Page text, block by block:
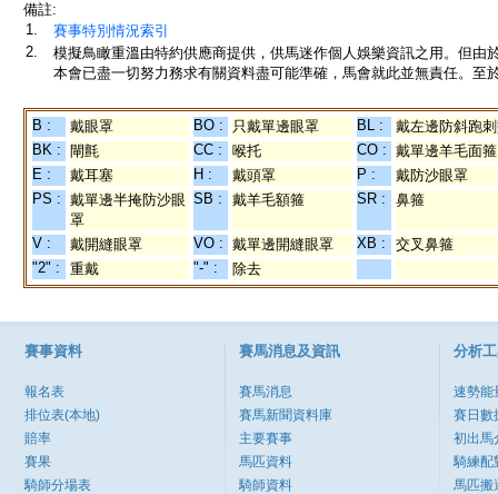
備註:
1.
賽事特別情況索引
2.
模擬鳥瞰重溫由特約供應商提供，供馬迷作個人娛樂資訊之用。但
本會已盡一切努力務求有關資料盡可能準確，馬會就此並無責任。至
B : 戴眼罩 BO : 只戴單邊眼罩 BL :
戴左邊防斜跑
BK :
閘氈 CC : 喉托 CO : 戴單邊羊毛面箍
E :
戴耳塞 H : 戴頭罩 P :
戴防沙眼罩
PS : 戴單邊半掩防沙眼
罩
SB : 戴羊毛額箍 SR : 鼻箍
V : 戴開縫眼罩 VO : 戴單邊開縫眼罩 XB :
交叉鼻箍
"2" :
重戴 "-" : 除去
賽事資料
報名表
排位表(本地)
賠率
賽果
騎師分場表
賽馬消息及資訊
賽馬消息
賽馬新聞資料庫
主要賽事
馬匹資料
騎師資料
分析
速勢能
賽日數
初出馬
騎練配
馬匹搬